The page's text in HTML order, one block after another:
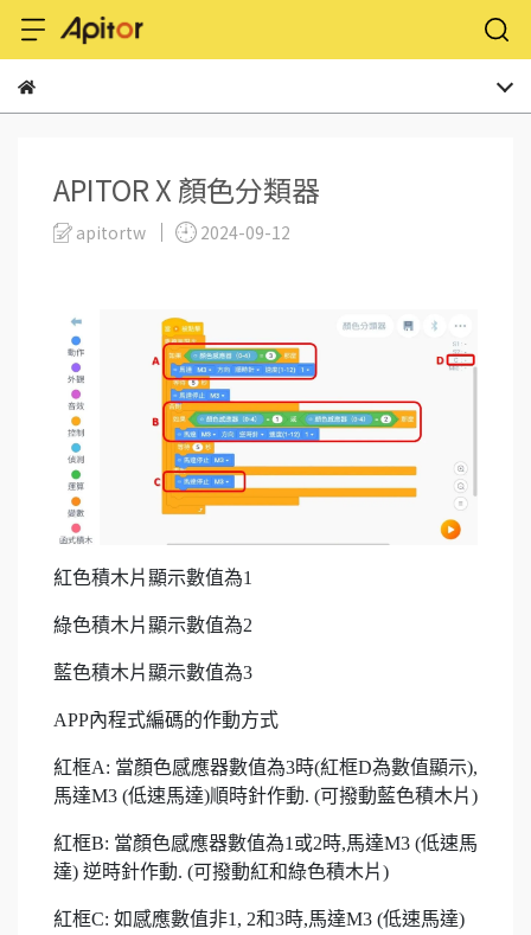
APITOR X 顏色分類器
apitortw 2024-09-12
紅色積木片顯示數值為1
綠色積木片顯示數值為2
藍色積木片顯示數值為3
APP內程式編碼的作動方式
紅框A: 當顏色感應器數值為3時(紅框D為數值顯示),
馬達M3 (低速馬達)順時針作動. (可撥動藍色積木片)
紅框B: 當顏色感應器數值為1或2時,馬達M3 (低速馬
達) 逆時針作動. (可撥動紅和綠色積木片)
紅框C: 如感應數值非1, 2和3時,馬達M3 (低速馬達)